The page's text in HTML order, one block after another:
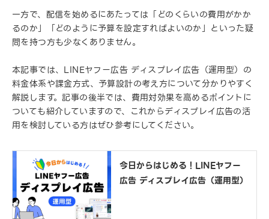
一方で、配信を始めるにあたっては「どのくらいの費用がかか
るのか」「どのように予算を設定すればよいのか」といった疑
問を持つ方も少なくありません。
本記事では、LINEヤフー広告 ディスプレイ広告（運用型）の
料金体系や課金方式、予算設計の考え方について分かりやすく
解説します。記事の後半では、費用対効果を高めるポイントに
ついても紹介していますので、これからディスプレイ広告の活
用を検討している方はぜひ参考にしてください。
今日からはじめる！LINEヤフー
広告 ディスプレイ広告（運用型）